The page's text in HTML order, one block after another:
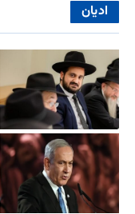
ادیان